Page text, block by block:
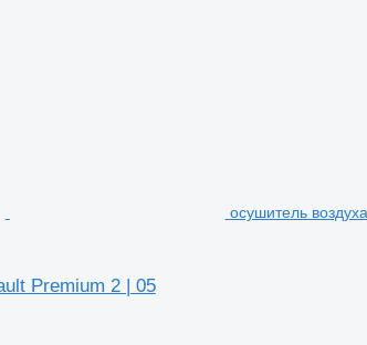
осушитель
Premium 2 | 05